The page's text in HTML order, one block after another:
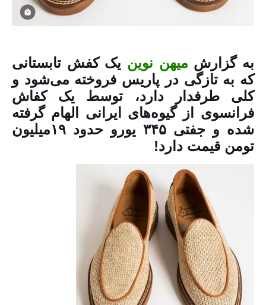
به گزارش میهن نوین یک کفش تابستانی
که به تازگی در پاریس فروخته می‌شود و
کلی طرفدار دارد، توسط یک کفاش
فرانسوی از گیوه‌های ایرانی الهام گرفته
شده و جفتی ۳۴۵ یورو حدود ۱۹میلیون
تومن قیمت دارد!